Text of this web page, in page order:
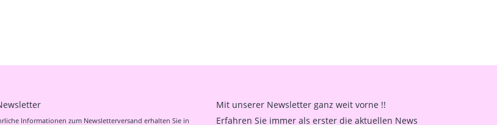
Informationen zum Newsletterversand erhalten Sie in
Mit unserer Newsletter ganz weit vorne !!
Erfahren Sie immer als erster die aktuellen News